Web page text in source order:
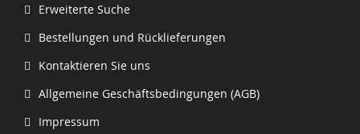
Erweiterte Suche
Bestellungen und Rücklieferungen
Kontaktieren Sie uns
Allgemeine Geschäftsbedingungen (AGB)
Impressum